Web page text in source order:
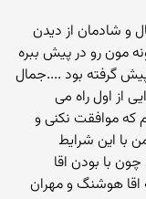
و شادمان از دیدن
مون رو در پیش ببره
گرفته بود ....جمال
از اول راه می
که موافقت نکنی و
با این شرایط
با بودن اقا
اقا هوشنگ و مهران